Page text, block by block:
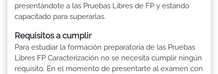
presentándote a las Pruebas Libres de FP y estando
capacitado para superarlas.
Requisitos a cumplir
Para estudiar la formación preparatoria de las Pruebas
Libres FP Caracterización no se necesita cumplir ningún
requisito. En el momento de presentarte al examen con